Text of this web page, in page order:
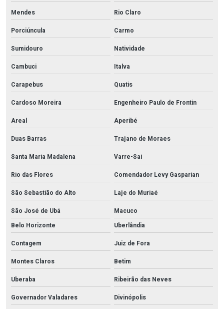
Mendes
Rio Claro
Porciúncula
Carmo
Sumidouro
Natividade
Cambuci
Italva
Carapebus
Quatis
Cardoso Moreira
Engenheiro Paulo de Frontin
Areal
Aperibé
Duas Barras
Trajano de Moraes
Santa Maria Madalena
Varre-Sai
Rio das Flores
Comendador Levy Gasparian
São Sebastião do Alto
Laje do Muriaé
São José de Ubá
Macuco
Belo Horizonte
Uberlândia
Contagem
Juiz de Fora
Montes Claros
Betim
Uberaba
Ribeirão das Neves
Governador Valadares
Divinópolis